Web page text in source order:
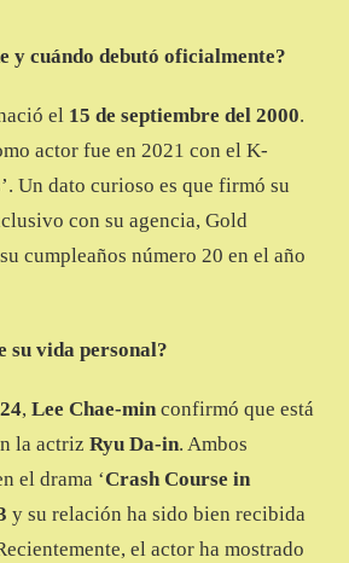
y cuándo debutó oficialmente?
el 15 de septiembre del 2000.
actor fue en 2021 con el K-
Un dato curioso es que firmó su
con su agencia, Gold
cumpleaños número 20 en el año
su vida personal?
, Lee Chae-min confirmó que está
la actriz Ryu Da-in. Ambos
el drama ‘Crash Course in
y su relación ha sido bien recibida
el actor ha mostrado